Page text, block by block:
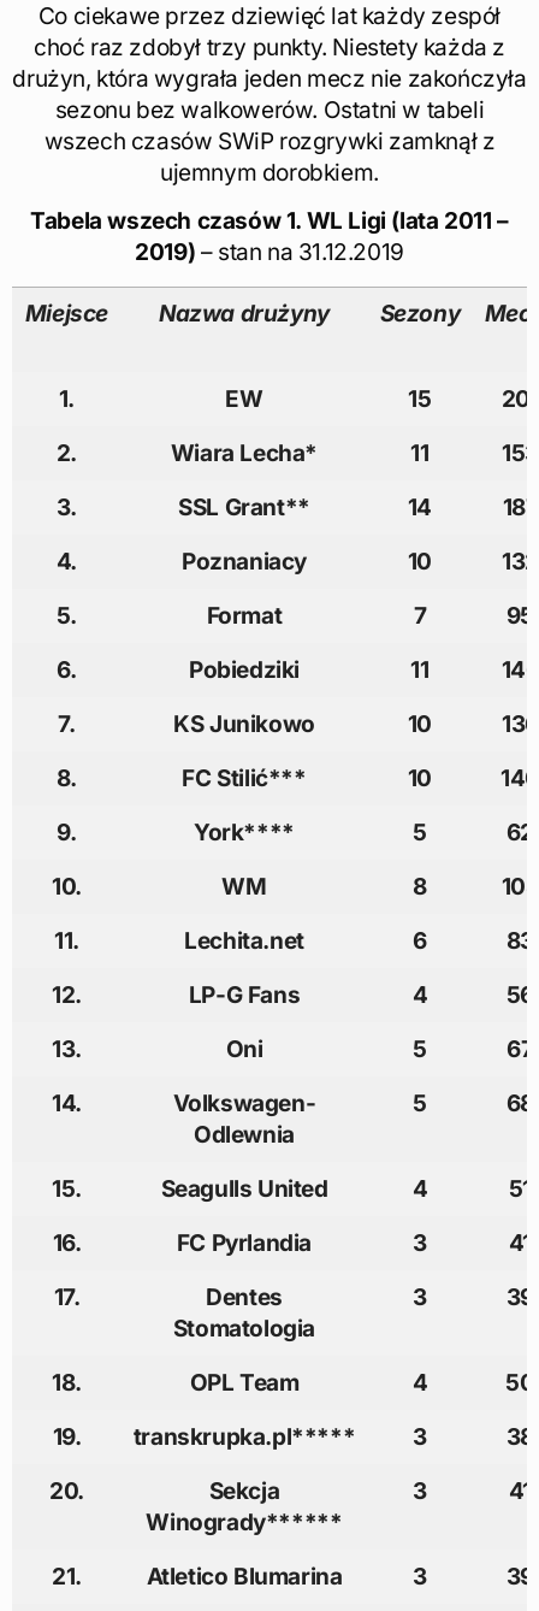
Co ciekawe przez dziewięć lat każdy zespół
choć raz zdobył trzy punkty. Niestety każda z
drużyn, która wygrała jeden mecz nie zakończyła
sezonu bez walkowerów. Ostatni w tabeli
wszech czasów SWiP rozgrywki zamknął z
ujemnym dorobkiem.
Tabela wszech czasów 1. WL Ligi (lata 2011 –
2019) – stan na 31.12.2019
Miejsce Nazwa drużyny Sezony
1. EW 15
201
2.
Wiara Lecha* 11
153
3.
SSL Grant** 14
187
4.
Poznaniacy 10
132
5.
Format 7
95
6.
Pobiedziki 11
146
7.
KS Junikowo 10
136
8.
FC Stilić*** 10
140
9.
York**** 5
62
10.
WM 8
108
11.
Lechita.net 6
83
12.
LP-G Fans 4
56
13.
Oni 5
67
14.
Volkswagen-
Odlewnia
5 68
15. Seagulls United 4
51
16.
FC Pyrlandia 3
41
17.
Dentes
Stomatologia
3 39
18. OPL Team 4
50
19.
transkrupka.pl***** 3
38
20.
Sekcja
Winogrady******
3 41
21. Atletico Blumarina 3 39